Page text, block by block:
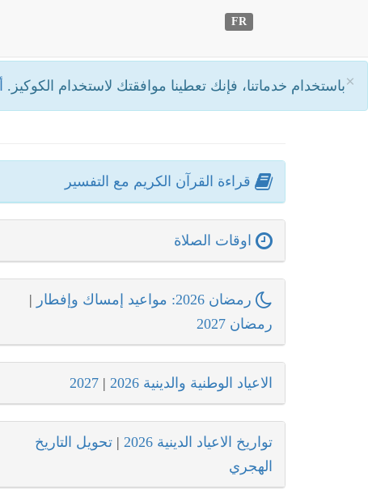
×باستخدام خدماتنا، فإنك تعطينا موافقتك لاستخدام الكوكيز.
FR
قراءة القرآن الكريم مع التفسير
اوقات الصلاة
رمضان 2026: مواعيد إمساك وإفطار
|
رمضان 2027
الاعياد الوطنية والدينية 2026 |
2027
تواريخ الاعياد الدينية 2026 | تحويل التاريخ
الهجري